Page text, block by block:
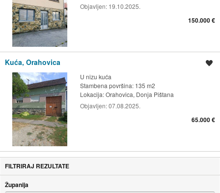
Objavljen: 19.10.2025.
150.000 €
Kuća, Orahovica
U nizu kuća
Stambena površina: 135 m2
Lokacija:Orahovica, Donja Pištana
Objavljen:07.08.2025.
65.000 €
FILTRIRAJ REZULTATE
Županija